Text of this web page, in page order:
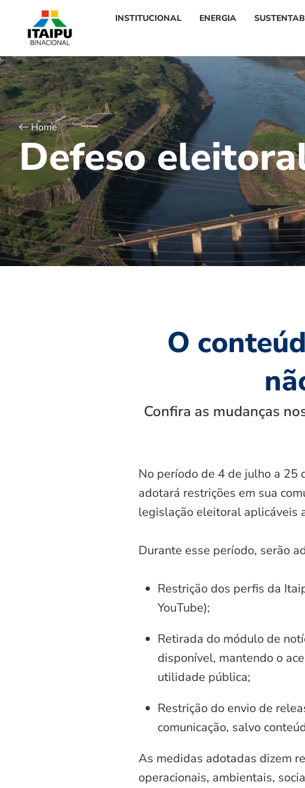
INSTITUCIONAL ENERGIA
Home
Defeso eleitora
O
Confira as mudanças
No período de 4 de julho a 25
adotará restrições em sua
legislação eleitoral aplicáveis
Durante esse período, serão
Restrição dos perfis da
YouTube);
Retirada do módulo de
disponível, mantendo o
utilidade pública;
Restrição do envio de
comunicação, salvo
As medidas adotadas dizem
operacionais, ambientais,